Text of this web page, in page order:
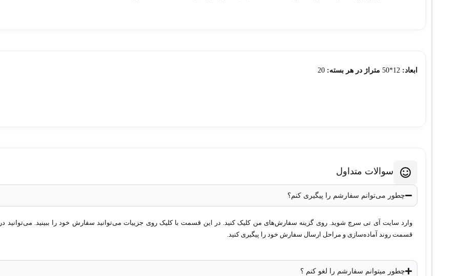
ابعاد: متراژ در هر بسته: 20
سوالات متداول
چطور می‌توانم سفارشم را پیگیری کنم؟
وارد سایت آی تی سرچ شوید. روی گزینه سفارش‌های من کلیک کنید. در این قسمت با کلیک روی جزییات می‌توانید سفارش خود را ببینید. می‌توانید
قسمت روند آماده‌سازی و مراحل ارسال سفارش خود را پیگیری کنید.
چطور میتوانم سفارشم را لغو کنم ؟